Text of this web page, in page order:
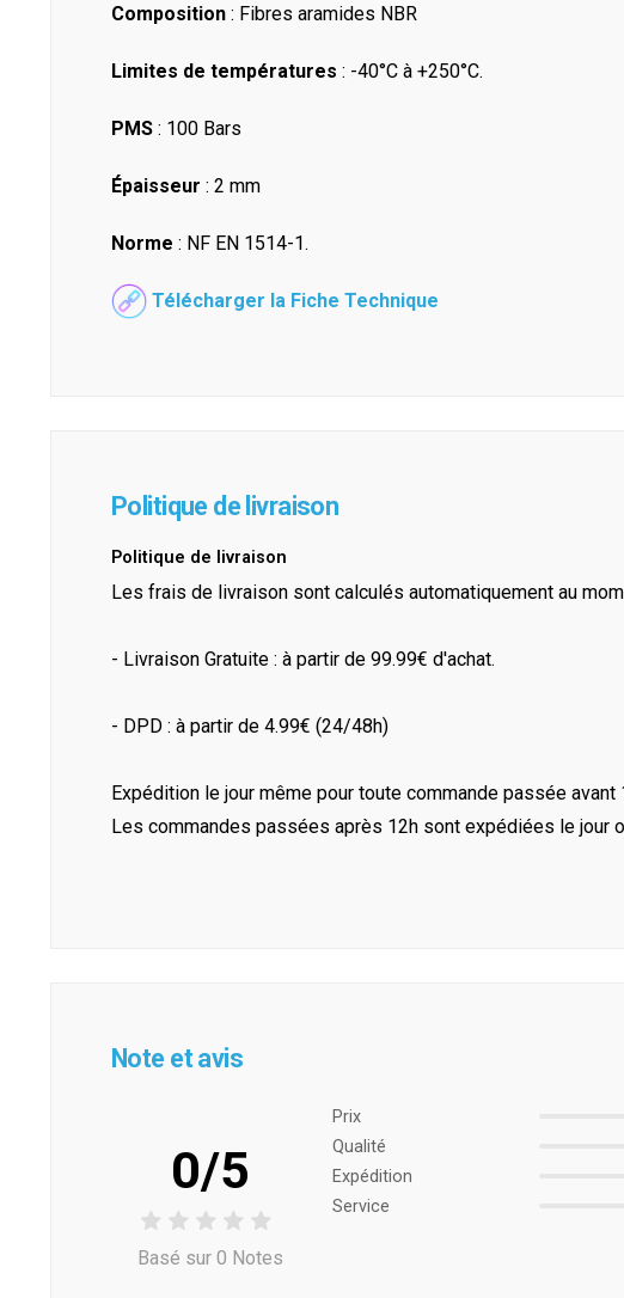
Composition : Fibres aramides NBR
Limites de températures : -40°C à +250°C.
PMS : 100 Bars
Épaisseur : 2 mm
Norme : NF EN 1514-1.
Télécharger la Fiche Technique
Politique de livraison
Politique de livraison
Les frais de livraison sont calculés automatiquement au
- Livraison Gratuite : à partir de 99.99€ d'achat.
- DPD : à partir de 4.99€ (24/48h)
Expédition le jour même pour toute commande passée
Les commandes passées après 12h sont expédiées le jour
Note et avis
0/5
Basé sur 0 Notes
Prix ​​
Qualité
Expédition
Service